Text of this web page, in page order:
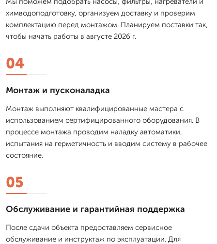
химводоподготовку, организуем доставку и проверим
комплектацию перед монтажом. Планируем поставки так,
чтобы начать работы в августе 2026 г.
04
Монтаж и пусконаладка
Монтаж выполняют квалифицированные мастера с
использованием сертифицированного оборудования. В
процессе монтажа проводим наладку автоматики,
испытания на герметичность и вводим систему в рабочее
состояние.
05
Обслуживание и гарантийная поддержка
После сдачи объекта предоставляем сервисное
обслуживание и инструктаж по эксплуатации. Для